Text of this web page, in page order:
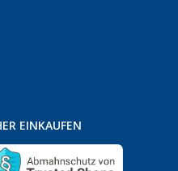
EINKAUFEN